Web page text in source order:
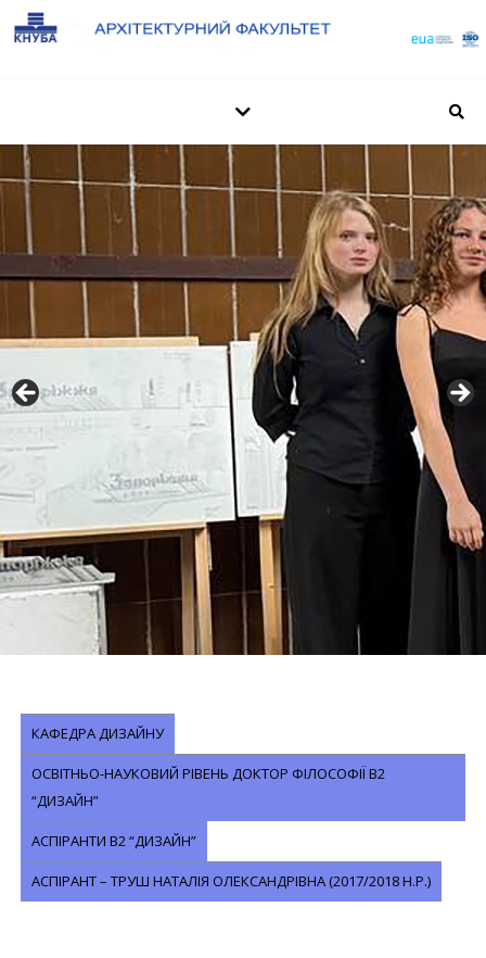
КАФЕДРА ДИЗАЙНУ
ОСВІТНЬО-НАУКОВИЙ РІВЕНЬ ДОКТОР ФІЛОСОФІЇ В2
“ДИЗАЙН”
АСПІРАНТИ В2 “ДИЗАЙН”
АСПІРАНТ – ТРУШ НАТАЛІЯ ОЛЕКСАНДРІВНА (2017/2018 Н.Р.)